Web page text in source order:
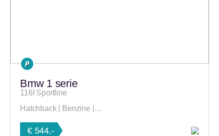
Bmw 1 serie
116I Sportline
Hatchback | Benzine |…
€ 544,-